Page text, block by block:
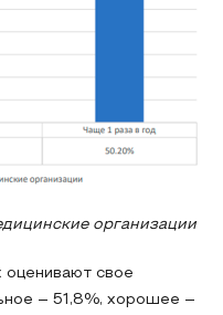
организации
свое
– 51,8%, хорошее –